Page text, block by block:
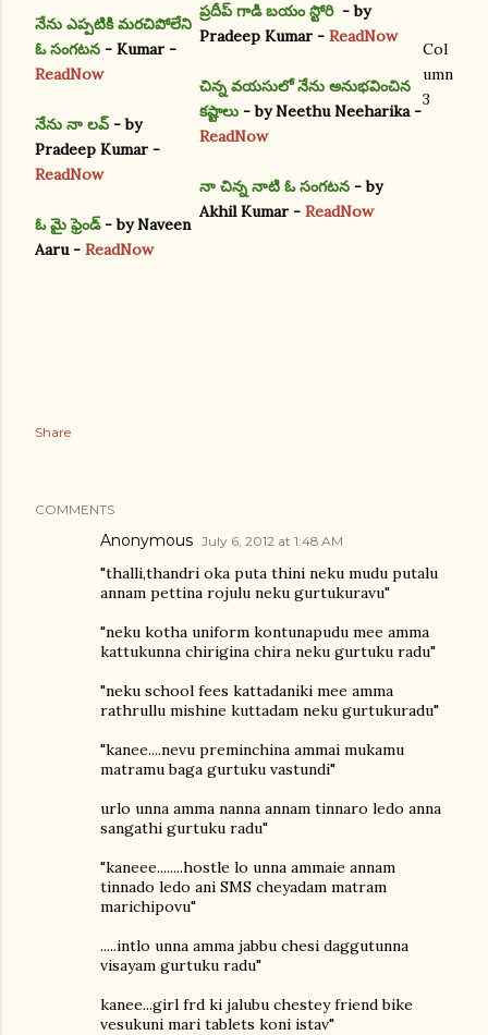
నేను ఎప్పటికి మరచిపోలేని
ఓ సంగటన - Kumar -
ReadNow
నేను నా లవ్ - by
Pradeep Kumar -
ReadNow
ఓ మై ఫ్రెండ్- by Naveen
Aaru - ReadNow
ప్రదీప్ గాడి బయం స్టోరి- by
Pradeep Kumar - ReadNow
చిన్న వయసులో నేను అనుభవించిన
కష్టాలు - by Neethu Neeharika -
ReadNow
నా చిన్న నాటి ఓ సంగటన - by
Akhil Kumar - ReadNow
Col
umn
3
Share
COMMENTS
Anonymous July 6, 2012 at 1:48 AM
"thalli,thandri oka puta thini neku mudu putalu
annam pettina rojulu neku gurtukuravu"
"neku kotha uniform kontunapudu mee amma
kattukunna chirigina chira neku gurtuku radu"
"neku school fees kattadaniki mee amma
rathrullu mishine kuttadam neku gurtukuradu"
"kanee....nevu preminchina ammai mukamu
matramu baga gurtuku vastundi"
urlo unna amma nanna annam tinnaro ledo anna
sangathi gurtuku radu"
"kaneee........hostle lo unna ammaie annam
tinnado ledo ani SMS cheyadam matram
marichipovu"
.....intlo unna amma jabbu chesi daggutunna
visayam gurtuku radu"
kanee...girl frd ki jalubu chestey friend bike
vesukuni mari tablets koni istav"